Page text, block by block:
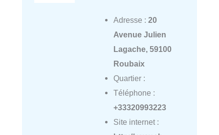
Adresse : 20
Avenue Julien
Lagache, 59100
Roubaix
Quartier :
Téléphone :
+33320993223
Site internet :